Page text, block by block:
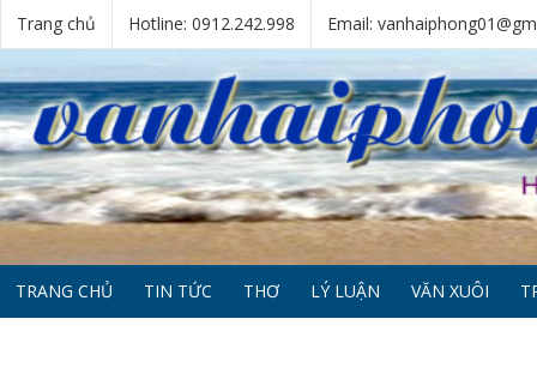
Trang chủ Hotline: 0912.242.998 Email:
TRANG CHỦ TIN TỨC THƠ LÝ LUẬN VĂN XUÔI